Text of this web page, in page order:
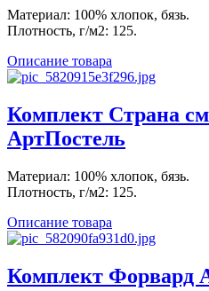
Материал: 100% хлопок, бязь.
Плотность, г/м2: 125.
Описание товара
Комплект Страна
АртПостель
Материал: 100% хлопок, бязь.
Плотность, г/м2: 125.
Описание товара
Комплект Форвард